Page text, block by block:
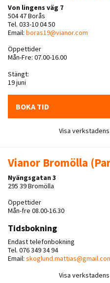
Von lingens väg 7
504 47 Borås
Tel. 033-10 04 50
Email: boras19@vianor.com
Öppettider
Mån-Fre: 07.00-16.00
Stängt:
19 juni
BOKA TID
Visa
Vianor Bromölla
Nyängsgatan 3
295 39 Bromölla
Öppettider
Mån-fre 08.00-16.30
Tidsbokning
Endast telefonbokning
Tel. 076 349 34 94
Email:
Visa